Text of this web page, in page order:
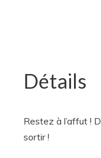
Détails
Restez à l’affut !
sortir !